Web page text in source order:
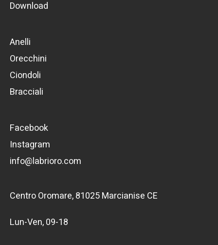
Download
Anelli
Orecchini
Ciondoli
Bracciali
Facebook
Instagram
info@labrioro.com
Centro Oromare, 81025 Marcianise CE
Lun-Ven, 09-18